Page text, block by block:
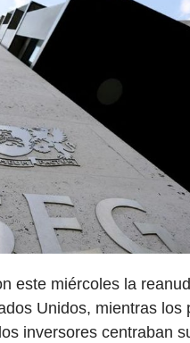
este miércoles la
Unidos, mientras los
inversores centraban